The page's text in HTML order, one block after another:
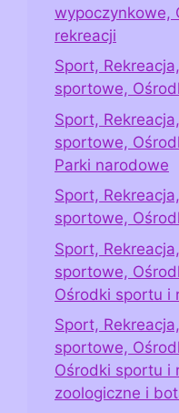
wypoczynkowe,
rekreacji
Sport,
sportowe,
Sport,
sportowe,
Parki narodowe
Sport,
sportowe,
Sport,
sportowe,
Ośrodki sportu i
Sport,
sportowe,
Ośrodki sportu i
zoologiczne i